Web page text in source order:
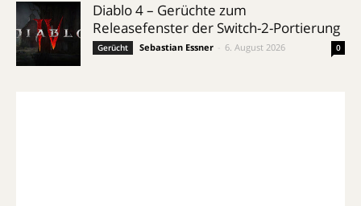
Diablo 4 – Gerüchte zum
Releasefenster der Switch-2-Portierung
Gerücht Sebastian Essner 6. August 2026 0